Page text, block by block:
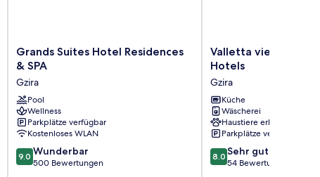
Grands
Suites
Residences
&
SPA
Gzira
Grands Suites Hotel Residences
& SPA
Gzira
Pool
Wellness
Parkplätze verfügbar
Kostenloses WLAN
9.0
von
9.0 Wunderbar
500 Bewertungen
Valletta
view
by
ST
Hotels
Gzira
Valletta view
Hotels
Gzira
Küche
Wäscherei
Haustiere erlaubt
Parkplätze verfügbar
8.0
von
8.0 Sehr gut
54 Bewertungen